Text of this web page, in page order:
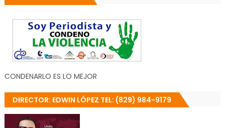
CONDENARLO ES LO MEJOR
DIRECTOR: EDWIN LÓPEZ TEL: (829) 984-9179